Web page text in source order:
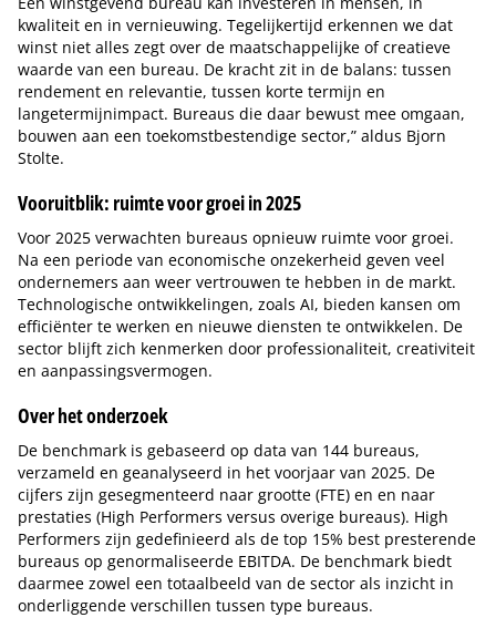
kwaliteit en in vernieuwing. Tegelijkertijd erkennen we dat
winst niet alles zegt over de maatschappelijke of creatieve
waarde van een bureau. De kracht zit in de balans: tussen
rendement en relevantie, tussen korte termijn en
langetermijnimpact. Bureaus die daar bewust mee omgaan,
bouwen aan een toekomstbestendige sector,” aldus Bjorn
Stolte.
Vooruitblik: ruimte voor groei in 2025
Voor 2025 verwachten bureaus opnieuw ruimte voor groei.
Na een periode van economische onzekerheid geven veel
ondernemers aan weer vertrouwen te hebben in de markt.
Technologische ontwikkelingen, zoals AI, bieden kansen om
efficiënter te werken en nieuwe diensten te ontwikkelen. De
sector blijft zich kenmerken door professionaliteit, creativiteit
en aanpassingsvermogen.
Over het onderzoek
De benchmark is gebaseerd op data van 144 bureaus,
verzameld en geanalyseerd in het voorjaar van 2025. De
cijfers zijn gesegmenteerd naar grootte (FTE) en en naar
prestaties (High Performers versus overige bureaus). High
Performers zijn gedefinieerd als de top 15% best presterende
bureaus op genormaliseerde EBITDA. De benchmark biedt
daarmee zowel een totaalbeeld van de sector als inzicht in
onderliggende verschillen tussen type bureaus.